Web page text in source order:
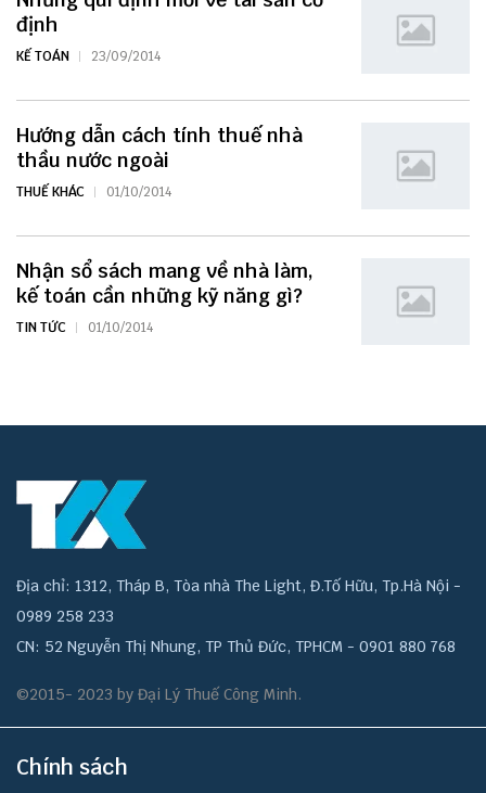
định
KẾ TOÁN 23/09/2014
Hướng dẫn cách tính thuế nhà
thầu nước ngoài
THUẾ KHÁC 01/10/2014
Nhận sổ sách mang về nhà làm,
kế toán cần những kỹ năng gì?
TIN TỨC 01/10/2014
Địa chỉ: 1312, Tháp B, Tòa nhà The Light, Đ.Tố Hữu, Tp.Hà Nội -
0989 258 233
CN: 52 Nguyễn Thị Nhung, TP Thủ Đức, TPHCM - 0901 880 768
©2015- 2023 by Đại Lý Thuế Công Minh.
Chính sách